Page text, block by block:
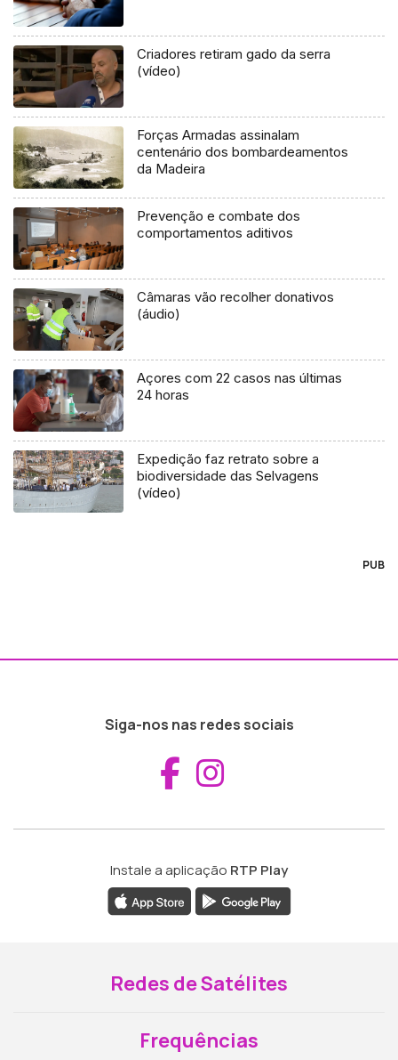
Criadores retiram gado da serra
(vídeo)
Forças Armadas assinalam
centenário dos bombardeamentos
da Madeira
Prevenção e combate dos
comportamentos aditivos
Câmaras vão recolher donativos
(áudio)
Açores com 22 casos nas últimas
24 horas
Expedição faz retrato sobre a
biodiversidade das Selvagens
(vídeo)
PUB
Siga-nos nas redes sociais
Aceder ao
Instale a aplicação RTP Play
Redes de Satélites
Frequências